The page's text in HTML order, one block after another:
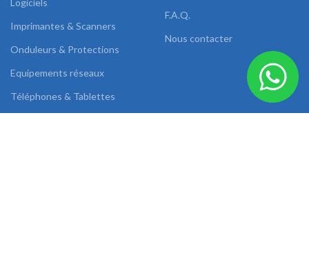
Imprimantes & Scanners
Onduleurs & Protections
Equipements réseaux
Téléphones & Tablettes
F.A.Q.
Nous contacter